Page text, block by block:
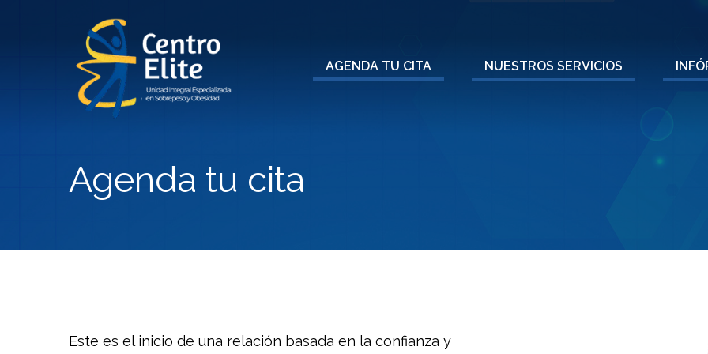
AGENDA TU CITA NUESTROS SERVICIOS
Agenda tu cita
Este es el inicio de una relación basada en la confianza y